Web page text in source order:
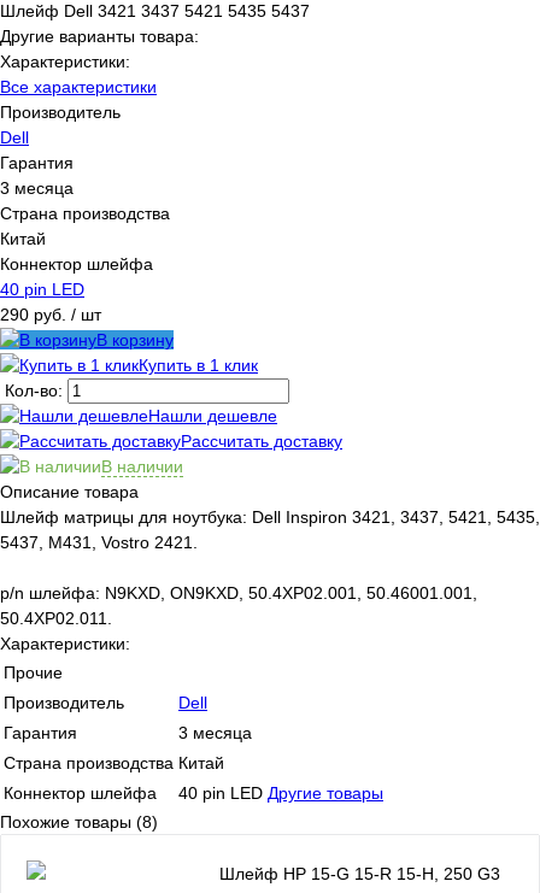
Шлейф Dell 3421 3437 5421 5435 5437
Другие варианты товара:
Характеристики:
Все характеристики
Производитель
Dell
Гарантия
3 месяца
Страна производства
Китай
Коннектор шлейфа
40 pin LED
290 руб. / шт
В корзину
Купить в 1 клик
Кол-во:
Нашли дешевле
Рассчитать доставку
В наличии
Описание товара
Шлейф матрицы для ноутбука: Dell Inspiron 3421, 3437, 5421, 5435,
5437, M431, Vostro 2421.
p/n шлейфа: N9KXD, ON9KXD, 50.4XP02.001, 50.46001.001,
50.4XP02.011.
Характеристики:
Прочие
Производитель
Dell
Гарантия
3 месяца
Страна производства Китай
Коннектор шлейфа
40 pin LED Другие товары
Похожие товары (8)
Шлейф HP 15-G 15-R 15-H, 250 G3